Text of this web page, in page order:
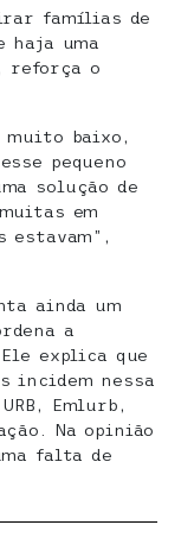
famílias de
haja uma
reforça o
muito baixo,
pequeno
solução de
em
estavam”,
ainda um
a
explica que
incidem nessa
Emlurb,
Na opinião
falta de